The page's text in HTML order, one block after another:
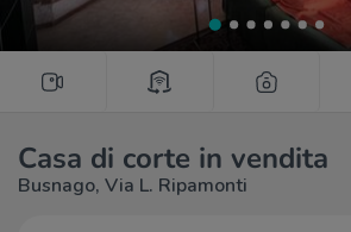
Casa di corte in vendita
Busnago, Via L. Ripamonti